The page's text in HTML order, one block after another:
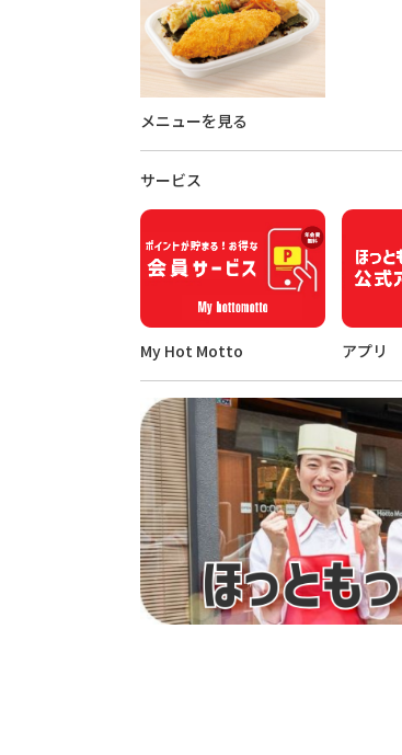
メニューを見る
サービス
My Hot Motto アプリ